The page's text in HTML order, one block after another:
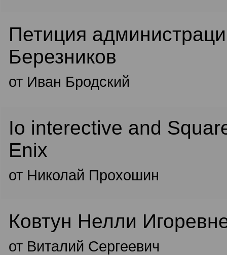
Петиция
Березников
от Иван Бродский
Io interective and
Enix
от Николай Прохошин
Ковтун Нелли
от Виталий Сергеевич